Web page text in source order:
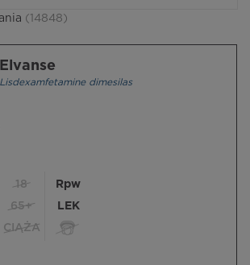
(14848)
Elvanse
Lisdexamfetamine dimesilas
18
65+
CIĄŻA
Rpw
LEK